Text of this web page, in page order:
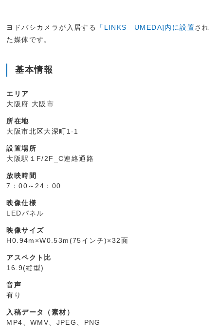
ヨドバシカメラが入居する 「LINKS UMEDA]内に設置され
た媒体です。
基本情報
エリア
大阪府 大阪市
所在地
大阪市北区大深町1-1
設置場所
大阪駅１F/2F_C連絡通路
放映時間
7：00～24：00
映像仕様
LEDパネル
映像サイズ
H0.94m×W0.53m(75インチ)×32面
アスペクト比
16:9(縦型)
音声
有り
入稿データ（素材）
MP4、WMV、JPEG、PNG